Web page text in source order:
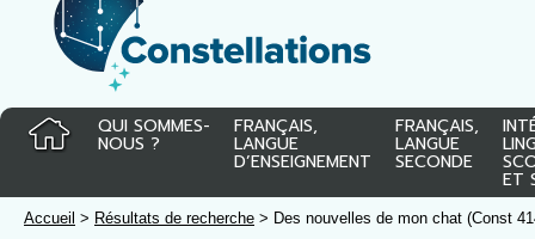
QUI SOMMES-
NOUS ?
FRANÇAIS,
LANGUE
D’ENSEIGNEMENT
FRANÇAIS,
LANGUE
SECONDE
ET
Accueil > Résultats de recherche > Des nouvelles de mon chat (Const